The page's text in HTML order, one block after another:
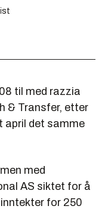
til med razzia
& Transfer, etter
april det samme
med
AS siktet for å
for 250